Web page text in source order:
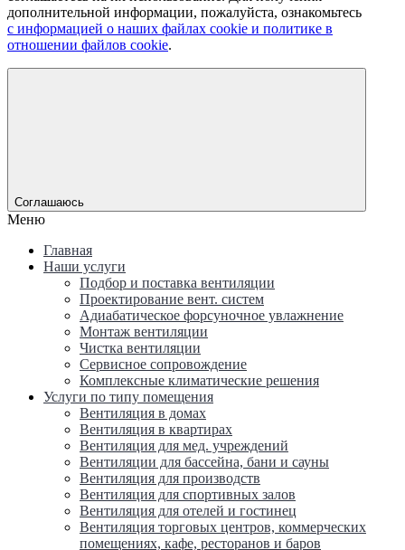
дополнительной информации, пожалуйста, ознакомьтесь
с информацией о наших файлах cookie и политике в
отношении файлов cookie.
Соглашаюсь
Меню
Главная
Наши услуги
Подбор и поставка вентиляции
Проектирование вент. систем
Адиабатическое форсуночное увлажнение
Монтаж вентиляции
Чистка вентиляции
Сервисное сопровождение
Комплексные климатические решения
Услуги по типу помещения
Вентиляция в домах
Вентиляция в квартирах
Вентиляция для мед. учреждений
Вентиляции для бассейна, бани и сауны
Вентиляция для производств
Вентиляция для спортивных залов
Вентиляция для отелей и гостинец
Вентиляция торговых центров, коммерческих
помещениях, кафе, ресторанов и баров